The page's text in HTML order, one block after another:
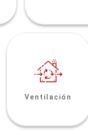
Ventilación